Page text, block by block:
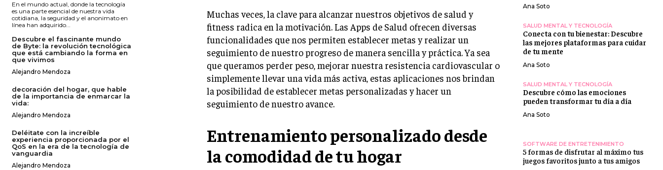
En el mundo actual, donde la tecnología
es una parte esencial de nuestra vida
cotidiana, la seguridad y el anonimato en
línea han adquirido...
Descubre el fascinante mundo
de Byte: la revolución tecnológica
que está cambiando la forma en
que vivimos
Alejandro Mendoza
decoración del hogar, que hable
de la importancia de enmarcar la
vida:
Alejandro Mendoza
Deléitate con la increíble
experiencia proporcionada por el
QoS en la era de la tecnología de
vanguardia
Alejandro Mendoza
Muchas veces, la clave para alcanzar nuestros objetivos de salud y
fitness radica en la motivación. Las Apps de Salud ofrecen diversas
funcionalidades que nos permiten establecer metas y realizar un
seguimiento de nuestro progreso de manera sencilla y práctica. Ya sea
que queramos perder peso, mejorar nuestra resistencia cardiovascular o
simplemente llevar una vida más activa, estas aplicaciones nos brindan
la posibilidad de establecer metas personalizadas y hacer un
seguimiento de nuestro avance.
Entrenamiento personalizado desde
la comodidad de tu hogar
Ana Soto
SALUD MENTAL Y TECNOLOGÍA
Conecta con tu bienestar: Descubre
las mejores plataformas para cuidar
de tu mente
Ana Soto
SALUD MENTAL Y TECNOLOGÍA
Descubre cómo las emociones
pueden transformar tu día a día
Ana Soto
SOFTWARE DE ENTRETENIMIENTO
5 formas de disfrutar al máximo tus
juegos favoritos junto a tus amigos